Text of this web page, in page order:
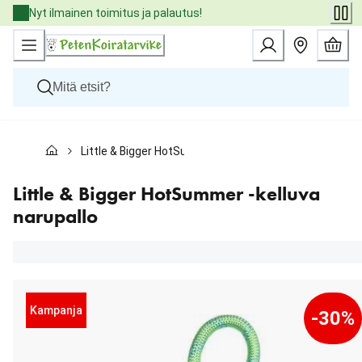
Skip
to
Content
Nyt ilmainen toimitus ja palautus!
Kissat
Eläinlääkäriruoat
Tuotemerkit
Uutuudet
Little & Bigger HotSummer -kelluva narupallo
Little & Bigger HotSummer -kelluva
narupallo
Kampanja -30%